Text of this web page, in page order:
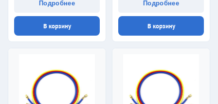
Подробнее
В корзину
Подробнее
В корзину